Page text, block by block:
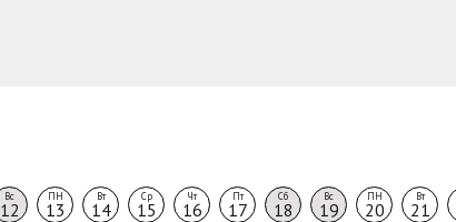
Вс
12
ПН
13
Вт
14
Ср
15
Чт
16
Пт
17
Сб
18
Вс
19
ПН
20
Вт
21